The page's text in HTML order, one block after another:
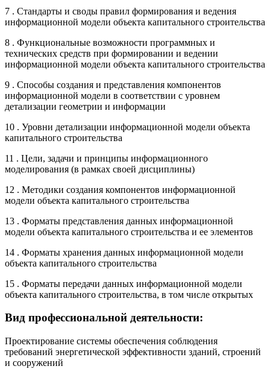
7 . Стандарты и своды правил формирования и ведения
информационной модели объекта капитального строительства
8 . Функциональные возможности программных и
технических средств при формировании и ведении
информационной модели объекта капитального строительства
9 . Способы создания и представления компонентов
информационной модели в соответствии с уровнем
детализации геометрии и информации
10 . Уровни детализации информационной модели объекта
капитального строительства
11 . Цели, задачи и принципы информационного
моделирования (в рамках своей дисциплины)
12 . Методики создания компонентов информационной
модели объекта капитального строительства
13 . Форматы представления данных информационной
модели объекта капитального строительства и ее элементов
14 . Форматы хранения данных информационной модели
объекта капитального строительства
15 . Форматы передачи данных информационной модели
объекта капитального строительства, в том числе открытых
Вид профессиональной деятельности:
Проектирование системы обеспечения соблюдения
требований энергетической эффективности зданий, строений
и сооружений